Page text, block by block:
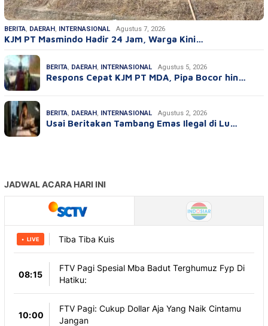
BERITA, DAERAH, INTERNASIONAL Agustus 7, 2026
KJM PT Masmindo Hadir 24 Jam, Warga Kini…
BERITA, DAERAH, INTERNASIONAL Agustus 5, 2026
Respons Cepat KJM PT MDA, Pipa Bocor hin…
BERITA, DAERAH, INTERNASIONAL Agustus 2, 2026
Usai Beritakan Tambang Emas Ilegal di Lu…